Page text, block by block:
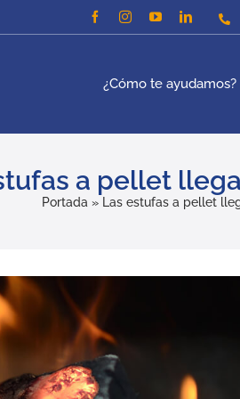
¿Cómo te ayudamos?
a pellet
Portada » Las estufas a pellet